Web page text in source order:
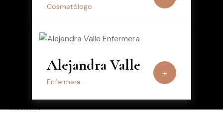
Cosmetólogo
Alejandra Valle
Enfermera